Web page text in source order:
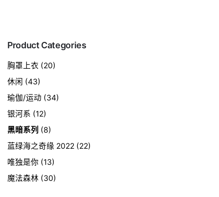
Product Categories
胸罩上衣 (20)
休闲 (43)
瑜伽/运动 (34)
银河系 (12)
黑暗系列 (8)
蓝绿海之奇缘 2022 (22)
唯独是你 (13)
魔法森林 (30)